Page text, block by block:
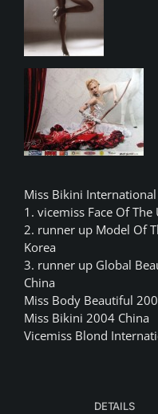
Miss Bikini
1. vicemiss Face Of
2. runner up Model Of
Korea
3. runner up Global
China
Miss Body Beautiful
Miss Bikini 2004 China
Vicemiss Blond
DETAILS